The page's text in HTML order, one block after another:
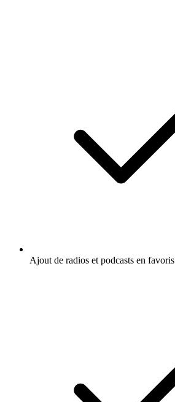
Ajout de radios et podcasts en favoris